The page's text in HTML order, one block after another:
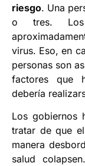
riesgo. Una
o tres. Los
virus. Eso, en
personas son
factores que
debería
Los gobiernos
tratar de que
manera
salud